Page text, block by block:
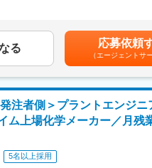
手社員はもちろん、40代50代のベテラ
モノづくりの最前線に立って現役で
一人ひとりの主体性やチャレンジス
間もない段階から幅広い職域・業務
す。社員ひとりひとりが自らの手で
くやりがいを感じています。
社の定める業務
備保全やメンテナンス業務はございま
風土で裁量は大きく、雰囲気としては
議論や調整をしており、活気のある職
します。また、経験問わず、設備計画
ことが多く、法令について学んでいた
間程度（平均）
り決定します。賃金はあくまでも目安
て上下する可能性があります。月給(
る 応募依頼
（エージェントサ
発注者側＞プラントエンジニ
ム上場化学メーカー／月残
5名以上採用